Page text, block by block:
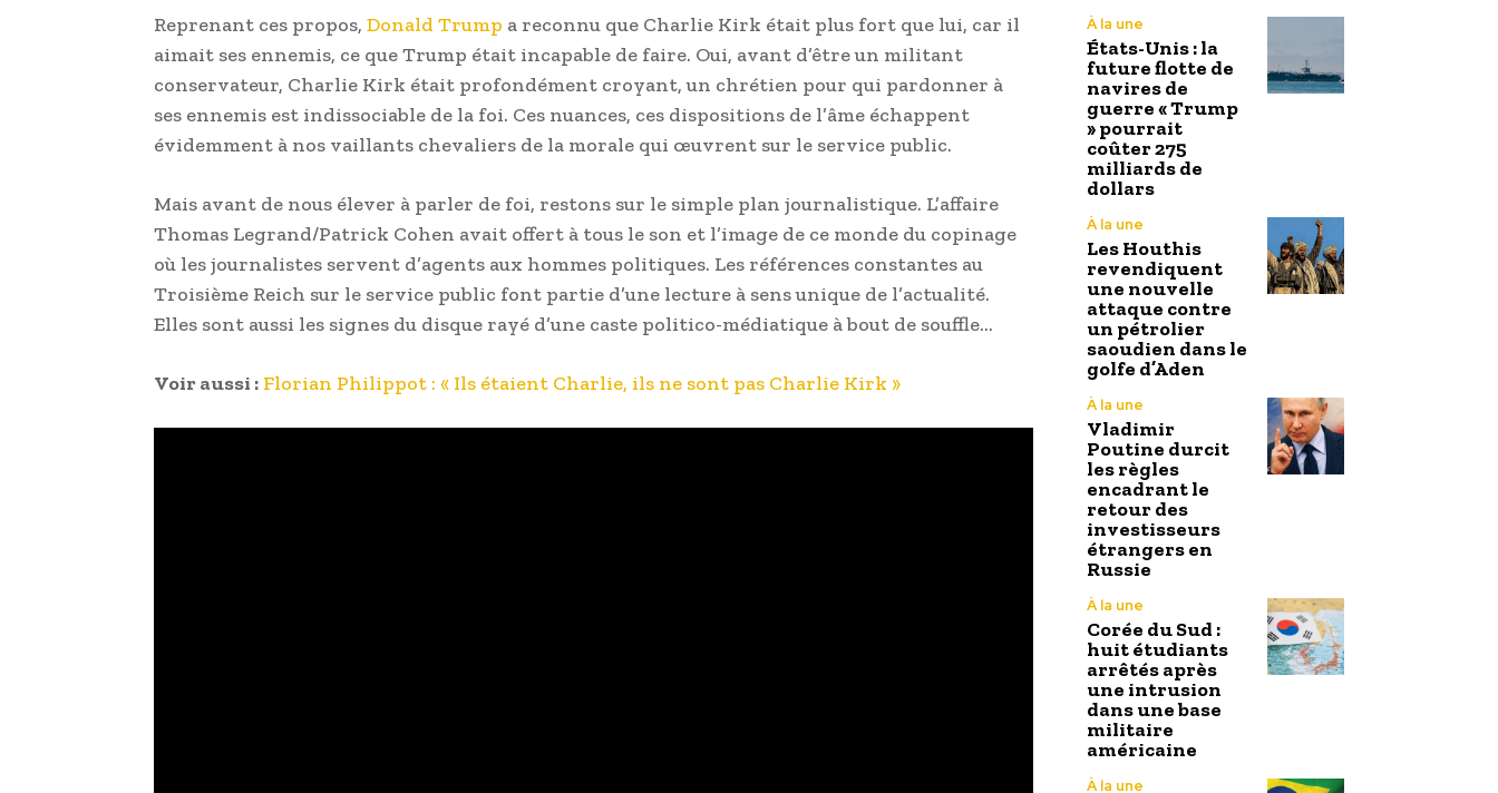
Reprenant ces propos, Donald Trump a reconnu que Charlie Kirk était plus fort que lui, car il
aimait ses ennemis, ce que Trump était incapable de faire. Oui, avant d’être un militant
conservateur, Charlie Kirk était profondément croyant, un chrétien pour qui pardonner à
ses ennemis est indissociable de la foi. Ces nuances, ces dispositions de l’âme échappent
évidemment à nos vaillants chevaliers de la morale qui œuvrent sur le service public.
Mais avant de nous élever à parler de foi, restons sur le simple plan journalistique. L’affaire
Thomas Legrand/Patrick Cohen avait offert à tous le son et l’image de ce monde du copinage
où les journalistes servent d’agents aux hommes politiques. Les références constantes au
Troisième Reich sur le service public font partie d’une lecture à sens unique de l’actualité.
Elles sont aussi les signes du disque rayé d’une caste politico-médiatique à bout de souffle…
Voir aussi : Florian Philippot : « Ils étaient Charlie, ils ne sont pas Charlie Kirk »
À la une
États-Unis : la
future flotte de
navires de
guerre « Trump
» pourrait
coûter 275
milliards de
dollars
À la une
Les Houthis
revendiquent
une nouvelle
attaque contre
un pétrolier
saoudien dans le
golfe d’Aden
À la une
Vladimir
Poutine durcit
les règles
encadrant le
retour des
investisseurs
étrangers en
Russie
À la une
Corée du Sud :
huit étudiants
arrêtés après
une intrusion
dans une base
militaire
américaine
À la une